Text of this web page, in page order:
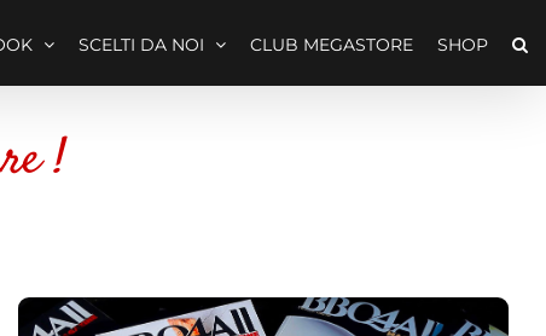
SCELTI DA NOI CLUB MEGASTORE SHOP
!